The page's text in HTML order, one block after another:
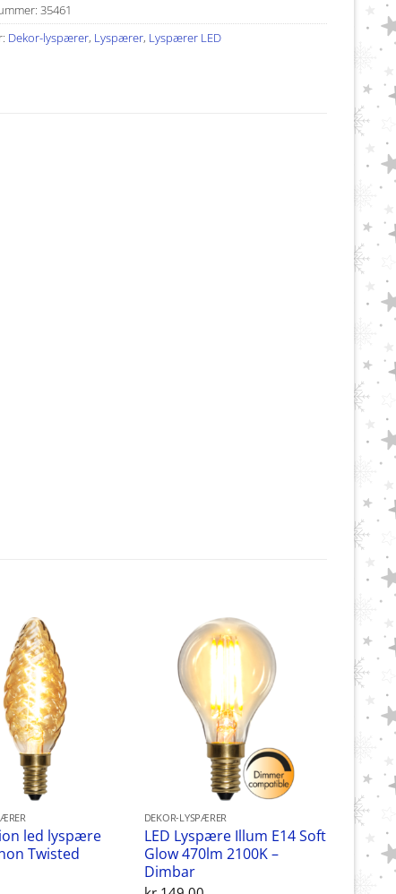
35461
Dekor-lyspærer, Lyspærer, Lyspærer LED
led lyspære
Twisted
DEKOR-LYSPÆRER
LED Lyspære Illum E14 Soft
Glow 470lm 2100K –
Dimbar